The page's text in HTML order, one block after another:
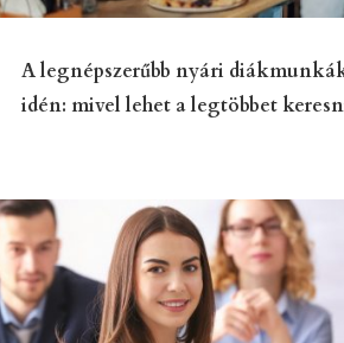
A legnépszerűbb nyári
idén: mivel lehet a legtöbbet